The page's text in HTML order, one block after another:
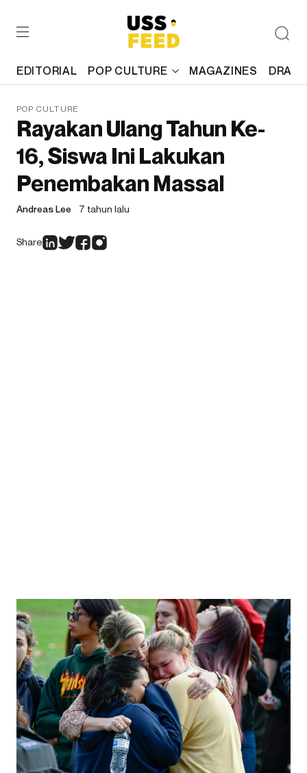
EDITORIAL POP CULTURE MAGAZINES
POP CULTURE
Rayakan Ulang Tahun Ke-
16, Siswa Ini Lakukan
Penembakan Massal
Andreas Lee 7 tahun lalu
Share